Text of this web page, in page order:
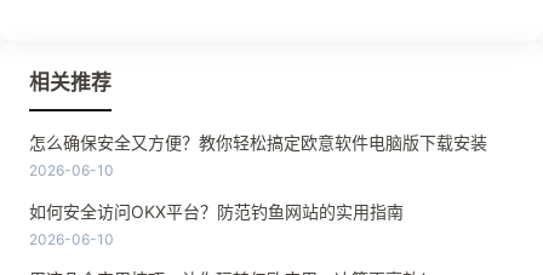
相关推荐
怎么确保安全又方便？教你轻松搞定欧意软件电脑版下载安装
2026-06-10
如何安全访问OKX平台？防范钓鱼网站的实用指南
2026-06-10